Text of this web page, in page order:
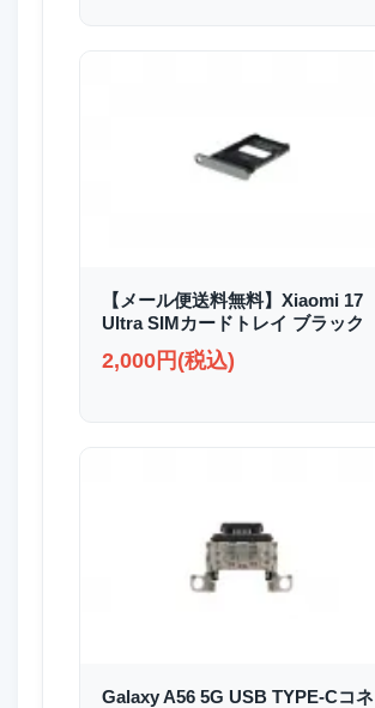
【メール便送料無料】Xiaomi 17
Ultra SIMカードトレイ ブラック
2,000円(税込)
Galaxy A56 5G USB TYPE-Cコネ